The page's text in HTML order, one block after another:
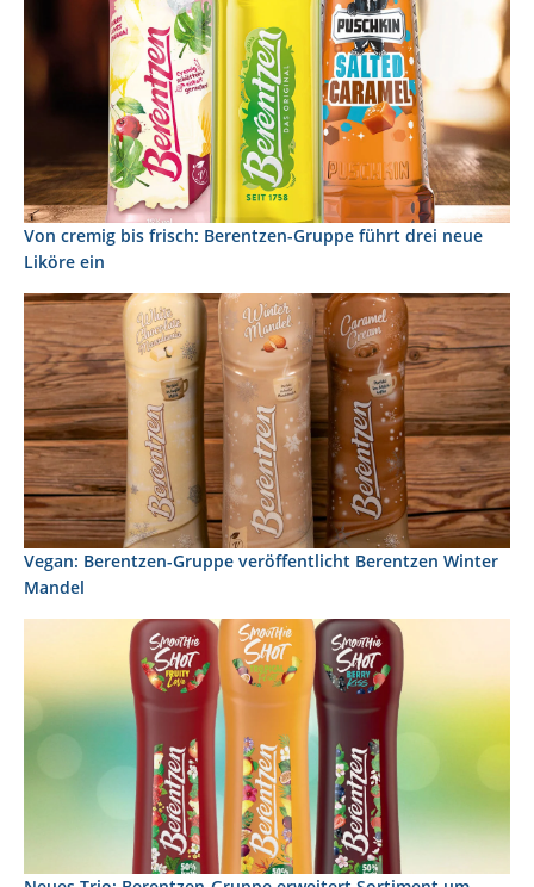
Von cremig bis frisch: Berentzen-Gruppe führt drei neue
Liköre ein
Vegan: Berentzen-Gruppe veröffentlicht Berentzen Winter
Mandel